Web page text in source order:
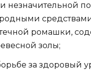
незначительной
ромашки,
золы;
за здоровый